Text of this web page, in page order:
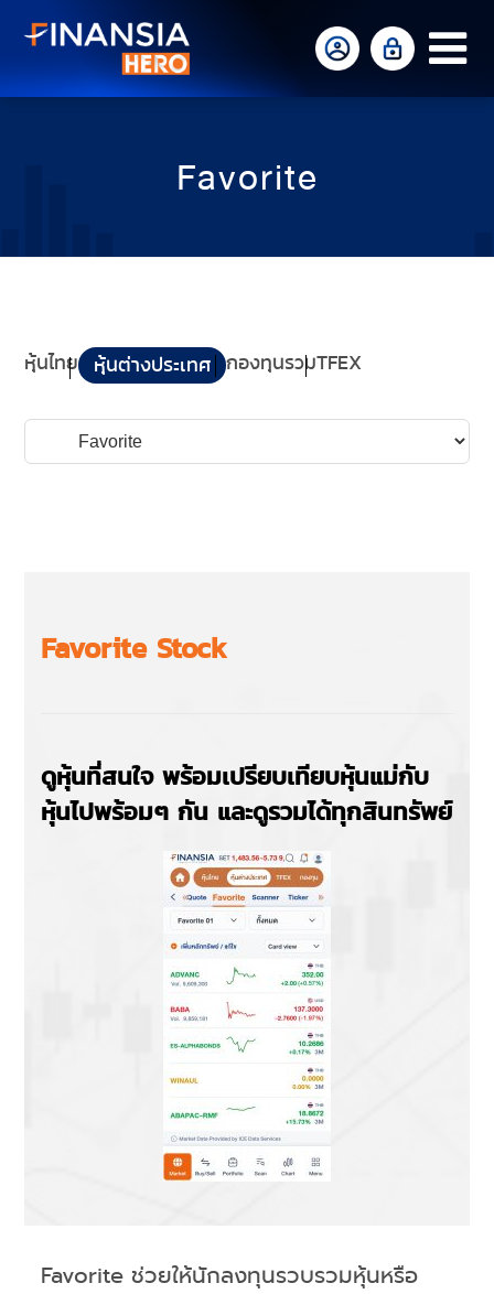
Favorite
หุ้นไทย หุ้นต่างประเทศ กองทุนรวมTFEX
Favorite Stock
ดูหุ้นที่สนใจ พร้อมเปรียบเทียบหุ้นแม่กับ
หุ้นไปพร้อมๆ กัน และดูรวมได้ทุกสินทรัพย์
Favorite ช่วยให้นักลงทุนรวบรวมหุ้นหรือ